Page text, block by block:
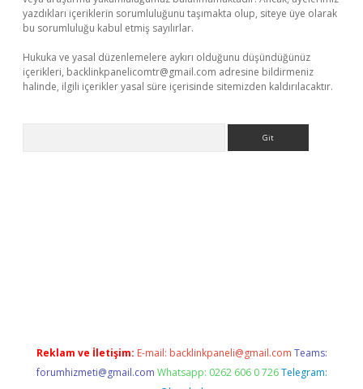
yazdıkları içeriklerin sorumluluğunu taşımakta olup, siteye üye olarak
bu sorumluluğu kabul etmiş sayılırlar.
Hukuka ve yasal düzenlemelere aykırı olduğunu düşündüğünüz
içerikleri, backlinkpanelicomtr@gmail.com adresine bildirmeniz
halinde, ilgili içerikler yasal süre içerisinde sitemizden kaldırılacaktır.
Reklam ve İletişim: E-mail: backlinkpaneli@gmail.com Teams:
forumhizmeti@gmail.com Whatsapp: 0262 606 0 726 Telegram: